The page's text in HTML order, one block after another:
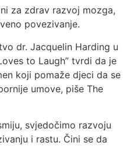
za zdrav razvoj mozga,
povezivanje.
dr. Jacquelin Harding u
to Laugh” tvrdi da je
koji pomaže djeci da se
umove, piše The
svjedočimo razvoju
i rastu. Čini se da